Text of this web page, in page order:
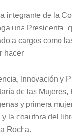
integrante de la
una Presidenta,
a cargos como
hacer.
Innovación y
de las Mujeres,
y primera
la coautora del
Rocha.